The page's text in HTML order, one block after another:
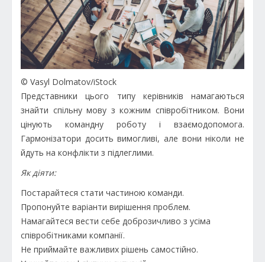
© Vasyl Dolmatov/iStock
Представники цього типу керівників намагаються
знайти спільну мову з кожним співробітником. Вони
цінують командну роботу і взаємодопомога.
Гармонізатори досить вимогливі, але вони ніколи не
йдуть на конфлікти з підлеглими.
Як діяти:
Постарайтеся стати частиною команди.
Пропонуйте варіанти вирішення проблем.
Намагайтеся вести себе доброзичливо з усіма
співробітниками компанії.
Не приймайте важливих рішень самостійно.